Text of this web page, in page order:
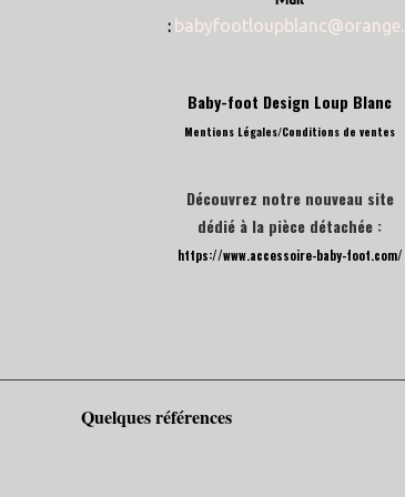
:
Baby-foot Design Loup Blanc
Mentions Légales/Conditions de ventes
Découvrez notre nouveau site
dédié à la pièce détachée :
https://www.accessoire-baby-foot.com/
Quelques références